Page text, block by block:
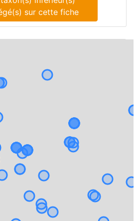
agrégé(s) sur cette fiche